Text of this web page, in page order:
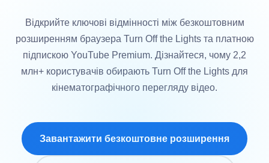
Відкрийте ключові відмінності між безкоштовним
розширенням браузера Turn Off the Lights та платною
підпискою YouTube Premium. Дізнайтеся, чому 2,2
млн+ користувачів обирають Turn Off the Lights для
кінематографічного перегляду відео.
Завантажити безкоштовне розширення